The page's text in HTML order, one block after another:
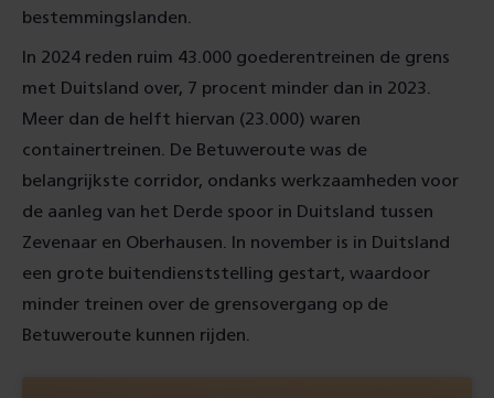
bestemmingslanden.
In 2024 reden ruim 43.000 goederentreinen de grens
met Duitsland over, 7 procent minder dan in 2023.
Meer dan de helft hiervan (23.000) waren
containertreinen. De Betuweroute was de
belangrijkste corridor, ondanks werkzaamheden voor
de aanleg van het Derde spoor in Duitsland tussen
Zevenaar en Oberhausen. In november is in Duitsland
een grote buitendienststelling gestart, waardoor
minder treinen over de grensovergang op de
Betuweroute kunnen rijden.